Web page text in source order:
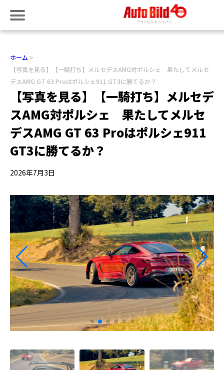
ホーム
【写真を見る】【一騎打ち】メルセデスAMG対ポルシェ 果たしてメルセ
デスAMG GT 63 Proはポルシェ911 GT3に勝てるか？
【写真を見る】【一騎打ち】メルセデ
スAMG対ポルシェ 果たしてメルセ
デスAMG GT 63 Proはポルシェ911
GT3に勝てるか？
2026年7月3日